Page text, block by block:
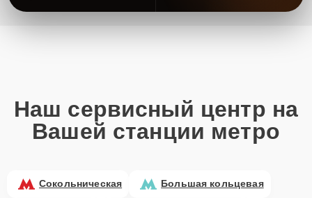
Наш сервисный центр на
Вашей станции метро
Сокольническая Большая кольцевая